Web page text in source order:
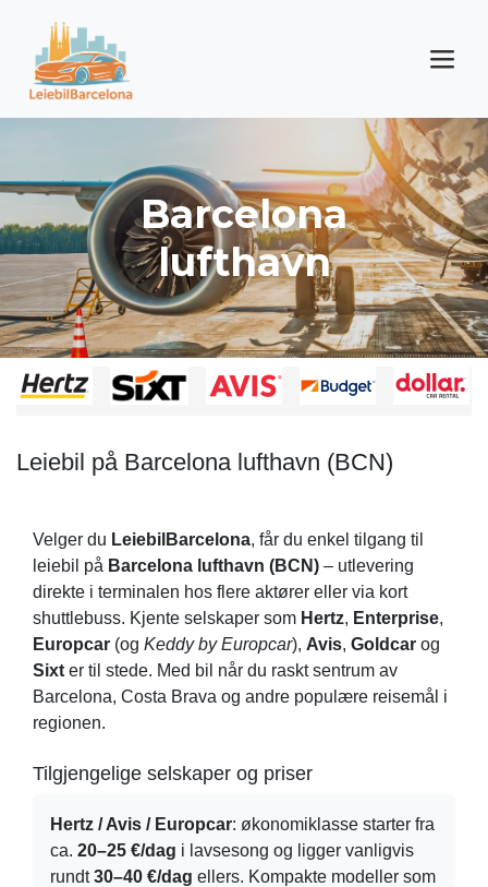
Barcelona
lufthavn
Leiebil på Barcelona lufthavn (BCN)
Velger du LeiebilBarcelona, får du enkel tilgang til
leiebil på Barcelona lufthavn (BCN) – utlevering
direkte i terminalen hos flere aktører eller via kort
shuttlebuss. Kjente selskaper som Hertz, Enterprise,
Europcar (og Keddy by Europcar), Avis, Goldcar og
Sixt er til stede. Med bil når du raskt sentrum av
Barcelona, Costa Brava og andre populære reisemål i
regionen.
Tilgjengelige selskaper og priser
Hertz / Avis / Europcar: økonomiklasse starter fra
ca. 20–25 €/dag i lavsesong og ligger vanligvis
rundt30–40 €/dag ellers. Kompakte modeller som